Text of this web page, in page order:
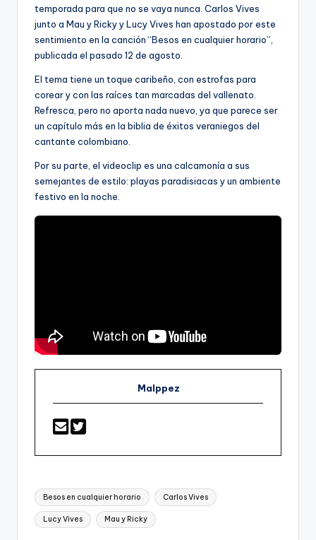
temporada para que no se vaya nunca. Carlos Vives
junto a Mau y Ricky y Lucy Vives han apostado por este
sentimiento en la canción “Besos en cualquier horario”,
publicada el pasado 12 de agosto.
El tema tiene un toque caribeño, con estrofas para
corear y con las raíces tan marcadas del vallenato.
Refresca, pero no aporta nada nuevo, ya que parece ser
un capítulo más en la biblia de éxitos veraniegos del
cantante colombiano.
Por su parte, el videoclip es una calcamonía a sus
semejantes de estilo: playas paradisiacas y un ambiente
festivo en la noche.
Malppez
Etiquetas:
Besos en cualquier horario Carlos Vives
Lucy Vives Mau y Ricky